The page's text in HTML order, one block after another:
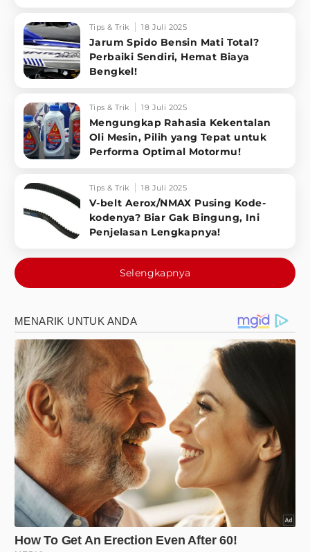
Tips & Trik 18 Juli 2025
Jarum Spido Bensin Mati Total?
Perbaiki Sendiri, Hemat Biaya
Bengkel!
Tips & Trik 19 Juli 2025
Mengungkap Rahasia Kekentalan
Oli Mesin, Pilih yang Tepat untuk
Performa Optimal Motormu!
Tips & Trik 18 Juli 2025
V-belt Aerox/NMAX Pusing Kode-
kodenya? Biar Gak Bingung, Ini
Penjelasan Lengkapnya!
Selengkapnya